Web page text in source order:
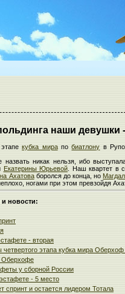
наши девушки
этапекубка мирапобиатлону в
назвать никак нельзя, ибо
Екатерины Юрьевой . Наш квартет в
Ахатоваборолся до конца, но
ногами при этом превзойдя
новости:
- вторая
четвертого этапа кубка мира
Оберхофе
у сборной России
- 5 место
спринт и остается лидером Тотала